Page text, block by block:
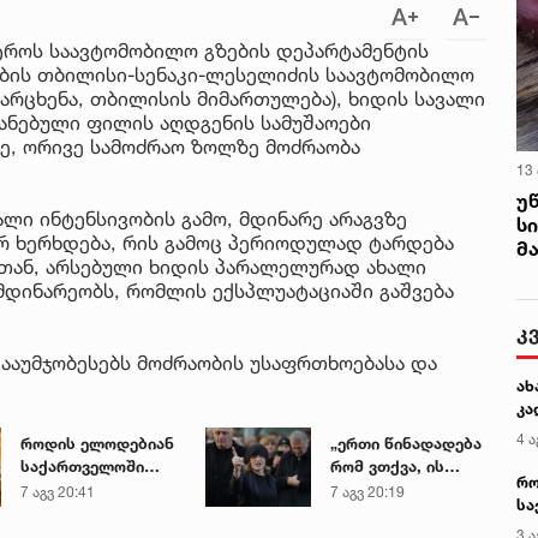
საავტომობილო გზების დეპარტამენტის
თბილისი-სენაკი-ლესელიძის საავტომობილო
თბილისის მიმართულება), ხიდის სავალი
ფილის აღდგენის სამუშაოები
ორივე სამოძრაო ზოლზე მოძრაობა
ინტენსივობის გამო, მდინარე არაგვზე
ხერხდება, რის გამოც პერიოდულად ტარდება
არსებული ხიდის პარალელურად ახალი
რომლის ექსპლუატაციაში გაშვება
მოძრაობის უსაფრთხოებასა და
როდის ელოდებიან
საქართველოში
+40-გრადუსიან
7 აგვ 20:41
„ერთი წინადადება
რომ ვთქვა, ის
გახდის ნათელს,
7 აგვ 20:19
13
4